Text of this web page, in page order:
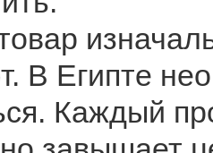
В Египте
Каждый